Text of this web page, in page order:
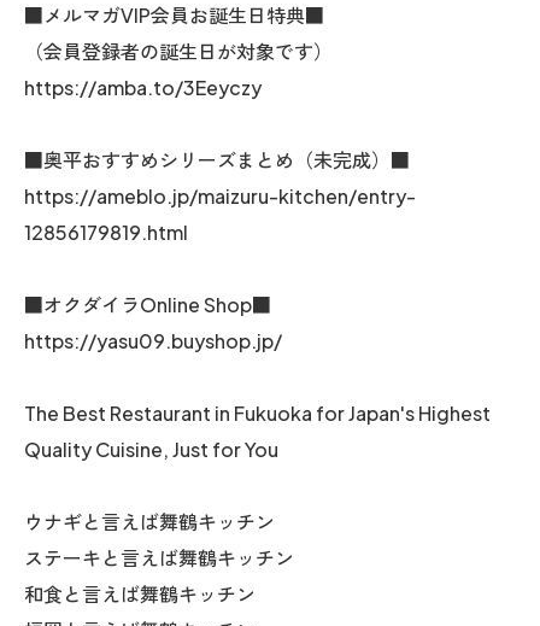
■メルマガVIP会員お誕生日特典■
（会員登録者の誕生日が対象です）
https://amba.to/3Eeyczy
■奥平おすすめシリーズまとめ（未完成）■
https://ameblo.jp/maizuru-kitchen/entry-
12856179819.html
■オクダイラOnline Shop■
https://yasu09.buyshop.jp/
The Best Restaurant in Fukuoka for Japan's Highest
Quality Cuisine, Just for You
ウナギと言えば舞鶴キッチン
ステーキと言えば舞鶴キッチン
和食と言えば舞鶴キッチン